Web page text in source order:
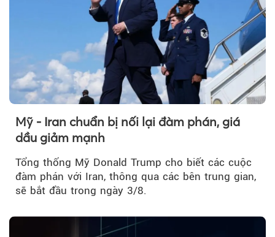
Mỹ - Iran chuẩn bị nối lại đàm phán, giá
dầu giảm mạnh
Tổng thống Mỹ Donald Trump cho biết các cuộc
đàm phán với Iran, thông qua các bên trung gian,
sẽ bắt đầu trong ngày 3/8.